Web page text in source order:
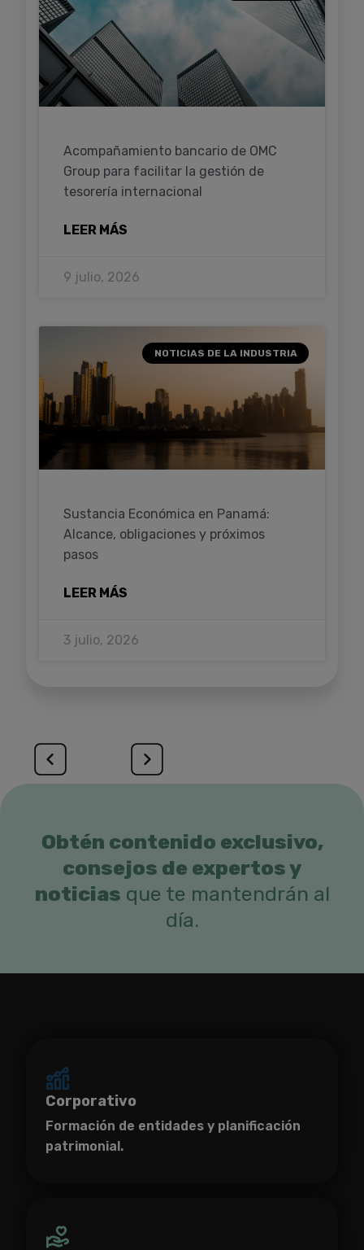
Acompañamiento bancario de OMC
Group para facilitar la gestión de
tesorería internacional
LEER MÁS
9 julio, 2026
NOTICIAS DE LA INDUSTRIA
Sustancia Económica en Panamá:
Alcance, obligaciones y próximos
pasos
LEER MÁS
3 julio, 2026
Obtén contenido exclusivo,
consejos de expertos y
noticias que te mantendrán al
día.
Corporativo
Formación de entidades y planificación
patrimonial.